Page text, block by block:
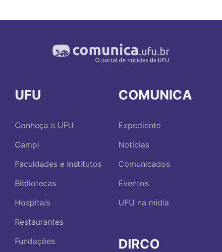
UFU
Conheça a UFU
Campi
Faculdades e Institutos
Bibliotecas
Hospitais
Restaurantes
Fundações
COMUNICA
Expediente
Notícias
Comunicados
Eventos
UFU na mídia
DIRCO